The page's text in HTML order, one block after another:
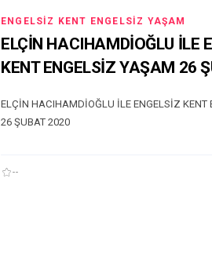
ENGELSIZ KENT ENGELSIZ YAŞAM
ELÇİN HACIHAMDİOĞLU İLE
KENT ENGELSİZ YAŞAM 26
ELÇİN HACIHAMDİOĞLU İLE ENGELSİZ KENT
26 ŞUBAT 2020
--